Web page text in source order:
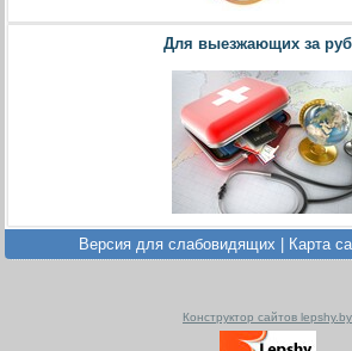
Для выезжающих за
Версия для слабовидящих | Карта
Конструктор сайтов lepshy.by